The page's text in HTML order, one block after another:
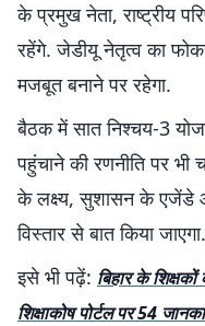
के प्रमुख नेता, राष्ट्रीय
रहेंगे. जेडीयू नेतृत्व का
मजबूत बनाने पर रहेगा.
बैठक में सात निश्चय-3
पहुंचाने की रणनीति पर भी
के लक्ष्य, सुशासन के एजेंडे
विस्तार से बात किया जाएगा.
इसे भी पढ़ें: बिहार के
शिक्षाकोष पोर्टल पर 54